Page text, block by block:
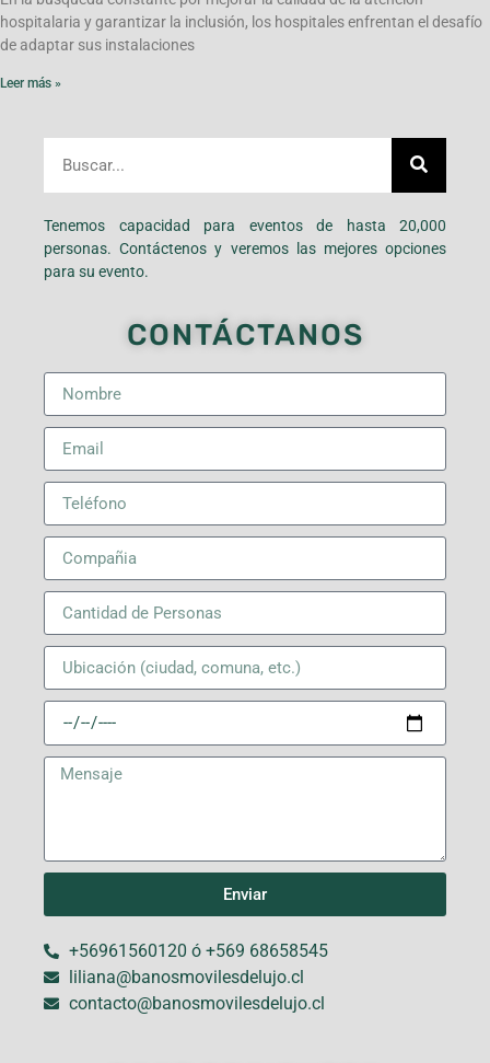
hospitalaria y garantizar la inclusión, los hospitales enfrentan el desafío
de adaptar sus instalaciones
Leer más »
Tenemos capacidad para eventos de hasta 20,000
personas. Contáctenos y veremos las mejores opciones
para su evento.
CONTÁCTANOS
Enviar
+56961560120 ó +569 68658545
liliana@banosmovilesdelujo.cl
contacto@banosmovilesdelujo.cl